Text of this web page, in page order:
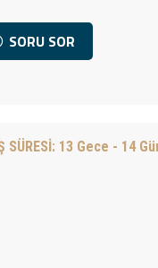
SORU SOR
SÜRESİ: 13 Gece - 14